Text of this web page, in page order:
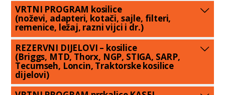
VRTNI PROGRAM kosilice
(noževi, adapteri, kotači, sajle, filteri,
remenice, ležaj, razni vijci i dr.)
REZERVNI DIJELOVI – kosilice
(Briggs, MTD, Thorx, NGP, STIGA, SARP,
Tecumseh, Loncin, Traktorske kosilice
dijelovi)